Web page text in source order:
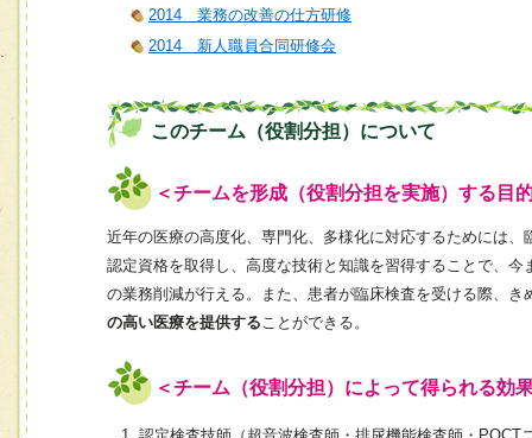
2014 業務の改善の仕方研修
2014 新人職員合同研修会
このチーム（役割分担）について
＜チームを形成（役割分担を実施）する目
近年の医療の高度化、専門化、多様化に対応するためには
認定資格を取得し、高度な技術と知識を習得することで、今
の業務削減が行える。また、患者が臨床検査を受ける際、
の高い医療を提供する ことができる。
＜チーム（役割分担）によって得られる効